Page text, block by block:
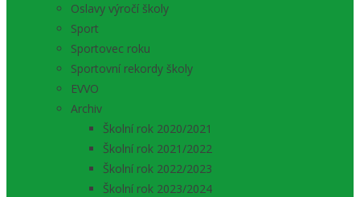
Oslavy výročí školy
Sport
Sportovec roku
Sportovní rekordy školy
EVVO
Archiv
Školní rok 2020/2021
Školní rok 2021/2022
Školní rok 2022/2023
Školní rok 2023/2024